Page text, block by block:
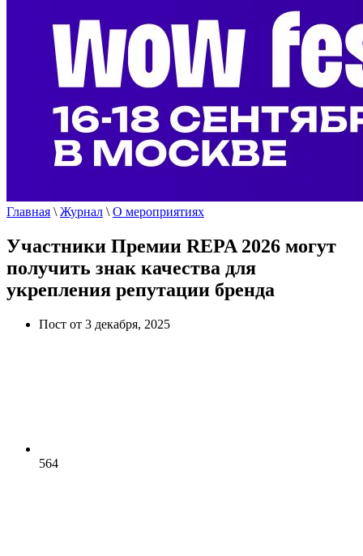
Главная \ Журнал \ О мероприятиях
Участники Премии REPA 2026 могут
получить знак качества для
укрепления репутации бренда
Пост от 3 декабря, 2025
564